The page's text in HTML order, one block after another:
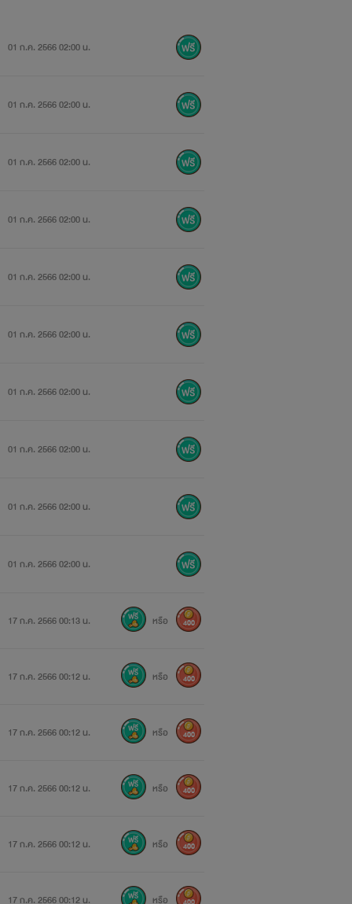
01 ก.ค. 2566 02:00 น.
01 ก.ค. 2566 02:00 น.
01 ก.ค. 2566 02:00 น.
01 ก.ค. 2566 02:00 น.
01 ก.ค. 2566 02:00 น.
01 ก.ค. 2566 02:00 น.
01 ก.ค. 2566 02:00 น.
01 ก.ค. 2566 02:00 น.
01 ก.ค. 2566 02:00 น.
01 ก.ค. 2566 02:00 น.
17 ก.ค. 2566 00:13 น. หรือ 400
17 ก.ค. 2566 00:12 น. หรือ 400
17 ก.ค. 2566 00:12 น. หรือ 400
17 ก.ค. 2566 00:12 น. หรือ 400
17 ก.ค. 2566 00:12 น. หรือ 400
17 ก.ค. 2566 00:12 น. หรือ